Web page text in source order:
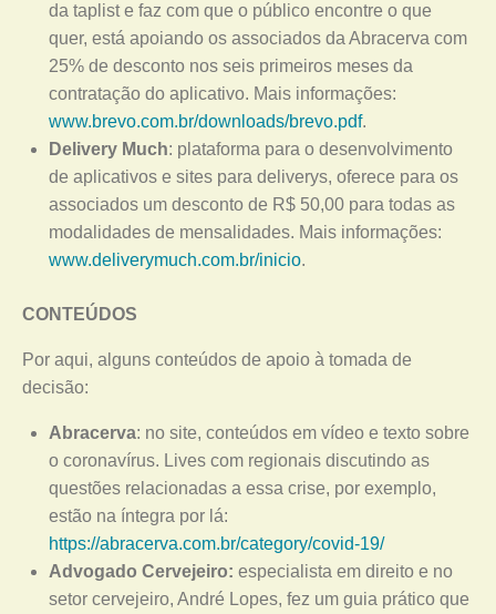
da taplist e faz com que o público encontre o que
quer, está apoiando os associados da Abracerva com
25% de desconto nos seis primeiros meses da
contratação do aplicativo. Mais informações:
www.brevo.com.br/downloads/brevo.pdf.
Delivery Much: plataforma para o desenvolvimento
de aplicativos e sites para deliverys, oferece para os
associados um desconto de R$ 50,00 para todas as
modalidades de mensalidades. Mais informações:
www.deliverymuch.com.br/inicio.
CONTEÚDOS
Por aqui, alguns conteúdos de apoio à tomada de
decisão:
Abracerva: no site, conteúdos em vídeo e texto sobre
o coronavírus. Lives com regionais discutindo as
questões relacionadas a essa crise, por exemplo,
estão na íntegra por lá:
https://abracerva.com.br/category/covid-19/
Advogado Cervejeiro: especialista em direito e no
setor cervejeiro, André Lopes, fez um guia prático que